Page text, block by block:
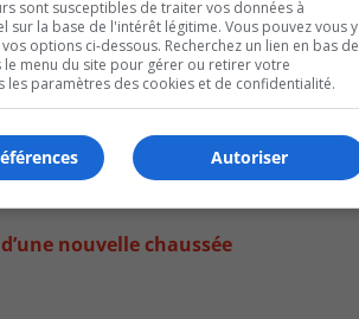
nouvelle chaussée
sont susceptibles de traiter vos données à
sur la base de l'intérêt légitime. Vous pouvez vous y
options ci-dessous. Recherchez un lien en bas de
le menu du site pour gérer ou retirer votre
les paramètres des cookies et de confidentialité.
Autoriser